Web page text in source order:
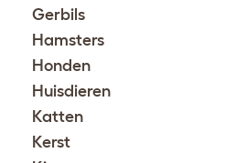
Gerbils
Hamsters
Honden
Huisdieren
Katten
Kerst